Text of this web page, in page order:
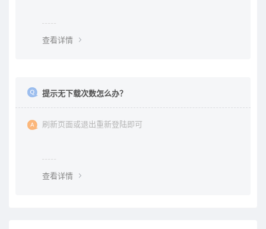
查看详情
提示无下载次数怎么办？
刷新页面或退出重新登陆即可
查看详情